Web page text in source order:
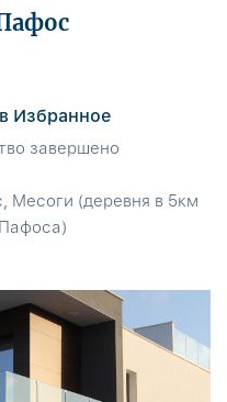
завершено
Месоги (деревня в 5км
Избранное